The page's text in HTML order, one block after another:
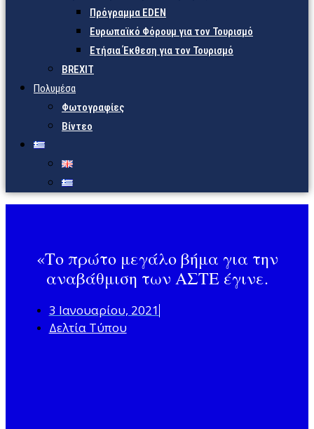
Πρόγραμμα EDEN
Ευρωπαϊκό Φόρουμ για τον Τουρισμό
Ετήσια Έκθεση για τον Τουρισμό
BREXIT
Πολυμέσα
Φωτογραφίες
Βίντεο
«Το πρώτο μεγάλο βήμα για την
αναβάθμιση των ΑΣΤΕ έγινε.
3 Ιανουαρίου, 2021
Δελτία Τύπου